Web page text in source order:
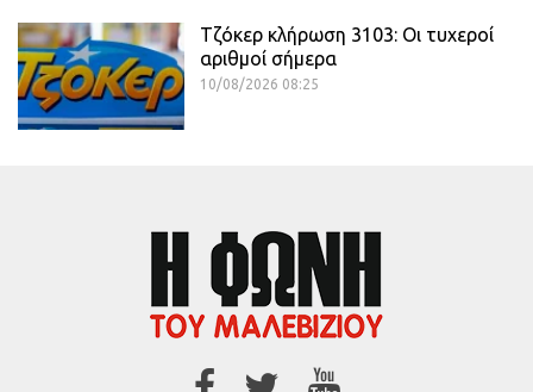
Τζόκερ κλήρωση 3103: Οι τυχεροί
αριθμοί σήμερα
10/08/2026 08:25